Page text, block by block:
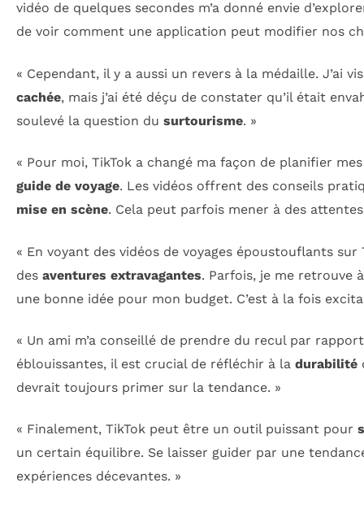
vidéo de quelques secondes m’a donné envie
de voir comment une application peut modifier nos
« Cependant, il y a aussi un revers à la médaille. J’ai
cachée, mais j’ai été déçu de constater qu’il était
soulevé la question du surtourisme. »
« Pour moi, TikTok a changé ma façon de planifier
guide de voyage. Les vidéos offrent des conseils
mise en scène. Cela peut parfois mener à des
« En voyant des vidéos de voyages époustouflants
des aventures extravagantes. Parfois, je me retrouve
une bonne idée pour mon budget. C’est à la fois
« Un ami m’a conseillé de prendre du recul par
éblouissantes, il est crucial de réfléchir à la durabilité
devrait toujours primer sur la tendance. »
« Finalement, TikTok peut être un outil puissant pour
un certain équilibre. Se laisser guider par une
expériences décevantes. »